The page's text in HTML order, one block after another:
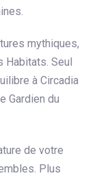
mythiques,
Seul
à Circadia
Gardien du
de votre
Plus